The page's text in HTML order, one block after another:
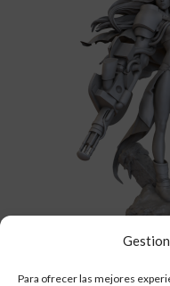
Para ofrecer las mejores